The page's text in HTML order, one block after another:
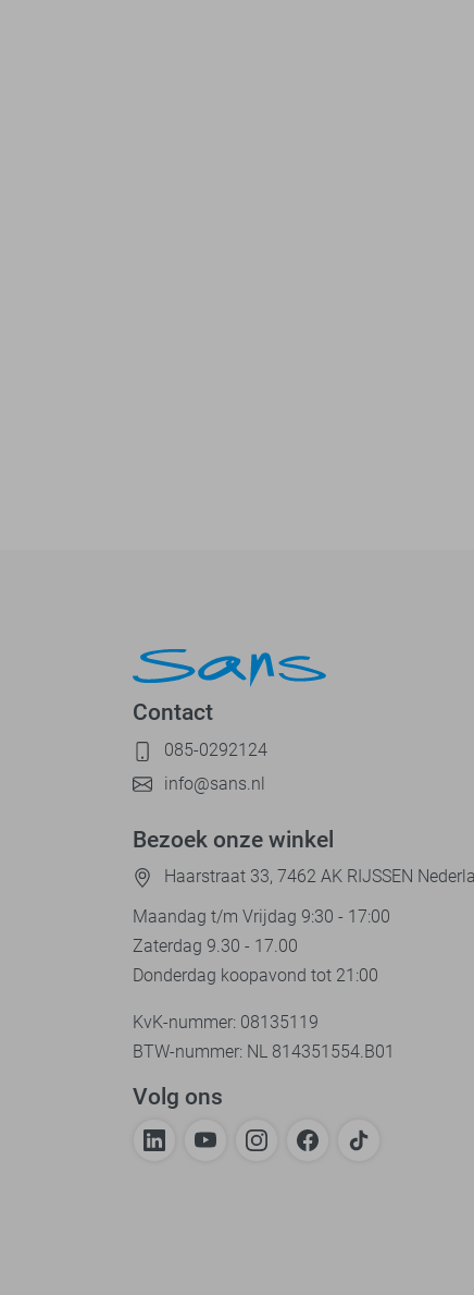
Contact
085-0292124
info@sans.nl
Bezoek onze winkel
Haarstraat 33, 7462 AK RIJSSEN
Maandag t/m Vrijdag 9:30 - 17:00
Zaterdag 9.30 - 17.00
Donderdag koopavond tot 21:00
KvK-nummer: 08135119
BTW-nummer: NL 814351554.B01
Volg ons